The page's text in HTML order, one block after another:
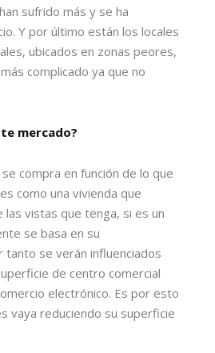
sufrido más y se ha
Y por último están los locales
ubicados en zonas peores,
complicado ya que no
mercado?
compra en función de lo que
como una vivienda que
vistas que tenga, si es un
se basa en su
tanto se verán influenciados
de centro comercial
electrónico. Es por esto
vaya reduciendo su superficie